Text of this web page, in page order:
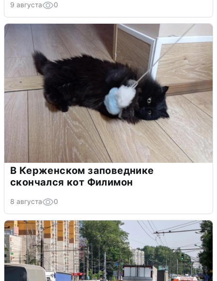
9 августа 0
В Керженском заповеднике
скончался кот Филимон
8 августа 0